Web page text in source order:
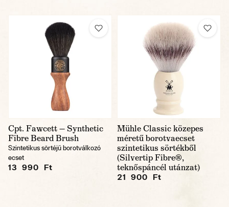
Cpt. Fawcett — Synthetic
Fibre Beard Brush
Szintetikus sörtéjű borotválkozó
ecset
13 990 Ft
Mühle Classic közepes
méretű borotvaecset
szintetikus sörtékből
(Silvertip Fibre®,
teknőspáncél utánzat)
21 900 Ft